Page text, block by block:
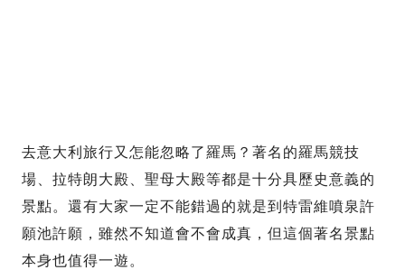
去意大利旅行又怎能忽略了羅馬？著名的羅馬競技
場、拉特朗大殿、聖母大殿等都是十分具歷史意義的
景點。還有大家一定不能錯過的就是到特雷維噴泉許
願池許願，雖然不知道會不會成真，但這個著名景點
本身也值得一遊。